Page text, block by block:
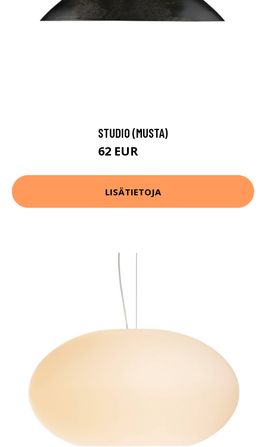
STUDIO (MUSTA)
62 EUR
LISÄTIETOJA